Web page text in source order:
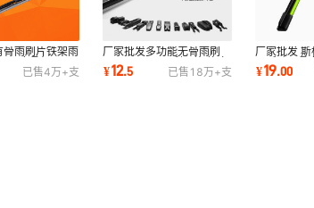
骨雨刷片铁架雨
厚度骨架100
刷展架
已售4万+支
厂家批发多功能无骨雨刷
Wiper blade雨刮器片 换卡
扣 100支送展架
¥12.5 已售 18万+支
厂家批发 斯
器昕动无骨
静音 两支装
¥19.00